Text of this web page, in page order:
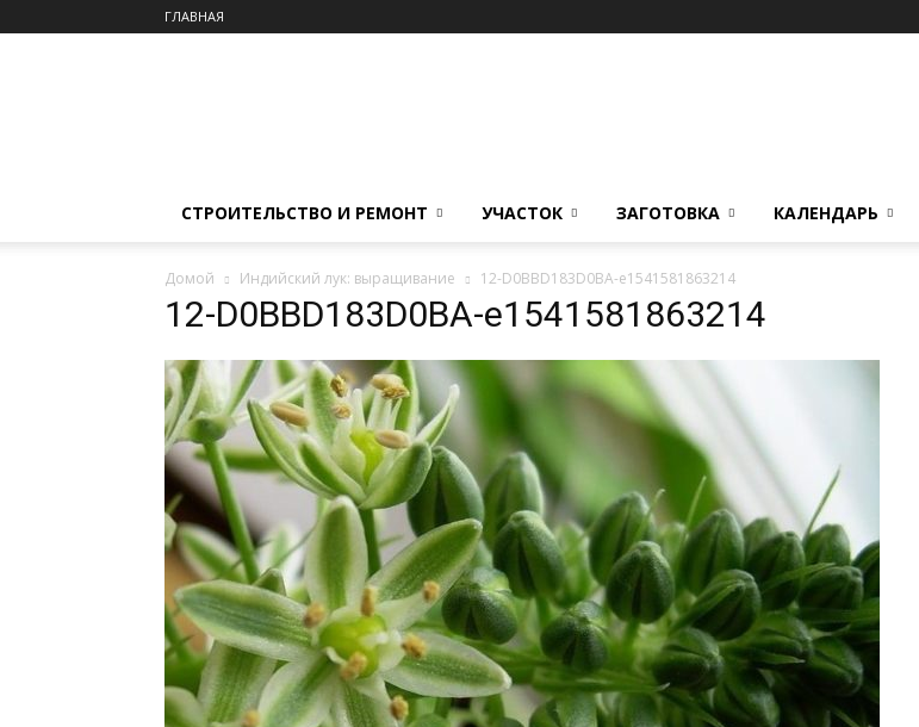
ГЛАВНАЯ
СТРОИТЕЛЬСТВО И РЕМОНТ УЧАСТОК ЗАГОТОВКА КАЛЕНДАРЬ
Домой Индийский лук: выращивание 12-D0BBD183D0BA-e1541581863214
12-D0BBD183D0BA-e1541581863214